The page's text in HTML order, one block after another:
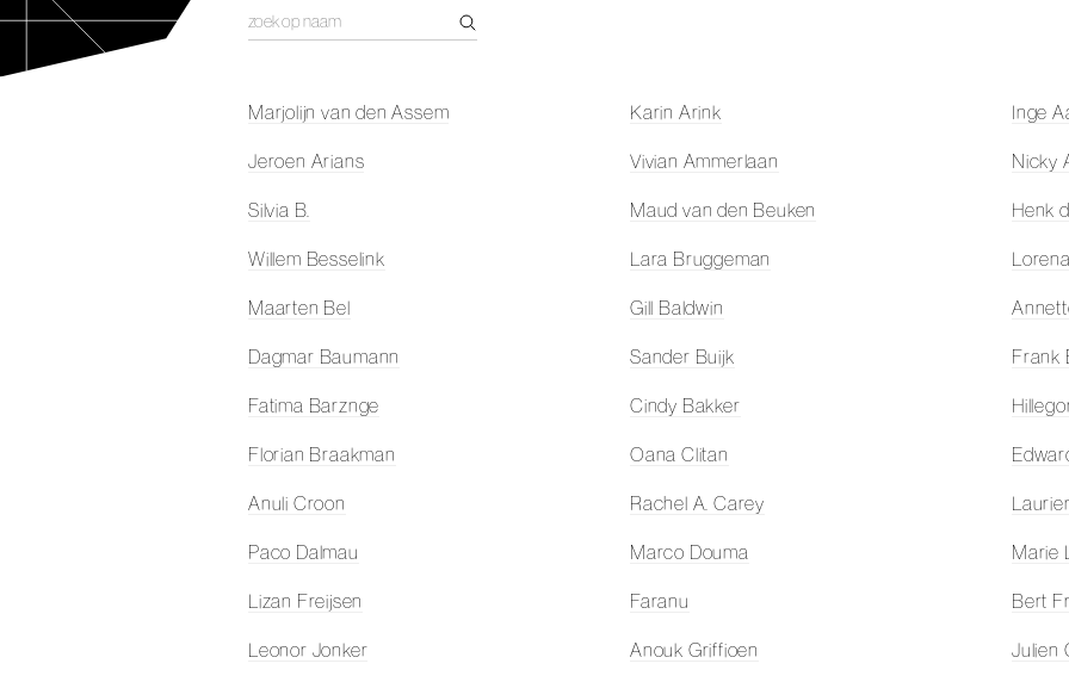
Marjolijn van den Assem Karin Arink Inge
Jeroen Arians Vivian Ammerlaan Nicky
Silvia B. Maud van den Beuken Henk
Willem Besselink Lara Bruggeman
Maarten Bel Gill Baldwin
Dagmar Baumann Sander Buijk Frank
Fatima Barznge Cindy Bakker
Florian Braakman Oana Clitan
Anuli Croon Rachel A. Carey
Paco Dalmau Marco Douma Marie
Lizan Freijsen Faranu Bert
Leonor Jonker Anouk Griffioen Julien